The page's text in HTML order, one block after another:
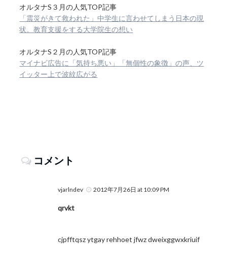
オルタナS３月の人気TOP記事
「震災がきて救われた」中学生に言わせてしまう日本の現
状。教育支援をする大学院生の想い
オルタナS２月の人気TOP記事
マイナビ広告に「気持ち悪い」「無個性の象徴」の声、ツ
イッター上で波紋広がる
コメント
vjarlndev 2012年7月26日 at 10:09 PM
qrvkt
cjpfftqsz ytgay rehhoet jfwz dweixggwxkriuif